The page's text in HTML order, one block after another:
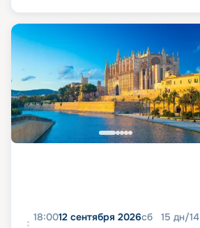
18:0012 сентября 2026сб 15 дн/14